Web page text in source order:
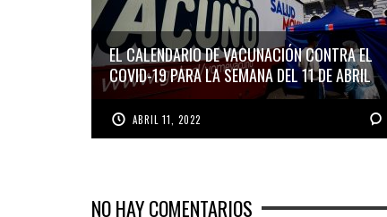
EL CALENDARIO DE VACUNACIÓN CONTRA EL
COVID-19 PARA LA SEMANA DEL 11 DE ABRIL
ABRIL 11, 2022
NO HAY COMENTARIOS